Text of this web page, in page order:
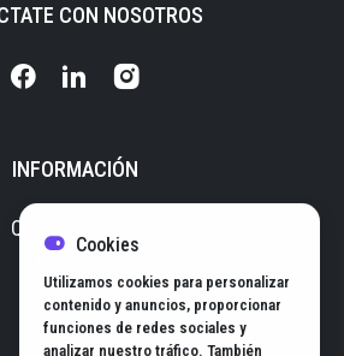
INFORMACIÓN
Quiénes somos
Newsletter
Contacto
CON NOSOTROS
Cookies
Utilizamos cookies para personalizar
contenido y anuncios, proporcionar
funciones de redes sociales y
analizar nuestro tráfico. También